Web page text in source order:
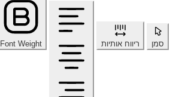
סמן ריווח אותיות Font Weight